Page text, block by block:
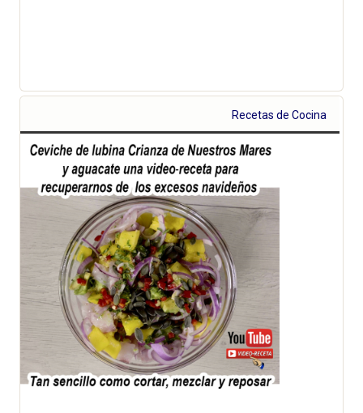
Recetas de Cocina